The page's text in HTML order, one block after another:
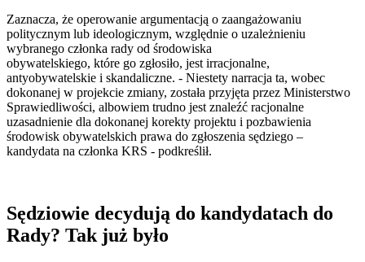
Zaznacza, że operowanie argumentacją o zaangażowaniu
politycznym lub ideologicznym, względnie o uzależnieniu
wybranego członka rady od środowiska
obywatelskiego, które go zgłosiło, jest irracjonalne,
antyobywatelskie i skandaliczne. - Niestety narracja ta, wobec
dokonanej w projekcie zmiany, została przyjęta przez Ministerstwo
Sprawiedliwości, albowiem trudno jest znaleźć racjonalne
uzasadnienie dla dokonanej korekty projektu i pozbawienia
środowisk obywatelskich prawa do zgłoszenia sędziego –
kandydata na członka KRS - podkreślił.
Sędziowie decydują do kandydatach do
Rady? Tak już było